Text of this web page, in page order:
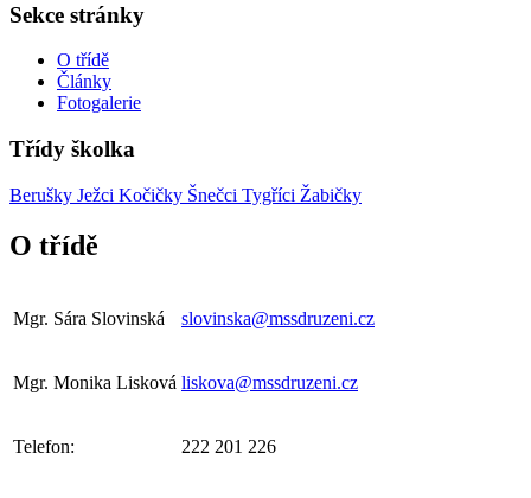
Sekce stránky
O třídě
Články
Fotogalerie
Třídy školka
Berušky Ježci Kočičky Šnečci Tygříci Žabičky
O třídě
Mgr. Sára Slovinská slovinska@mssdruzeni.cz
Mgr. Monika Lisková liskova@mssdruzeni.cz
Telefon: 222 201 226